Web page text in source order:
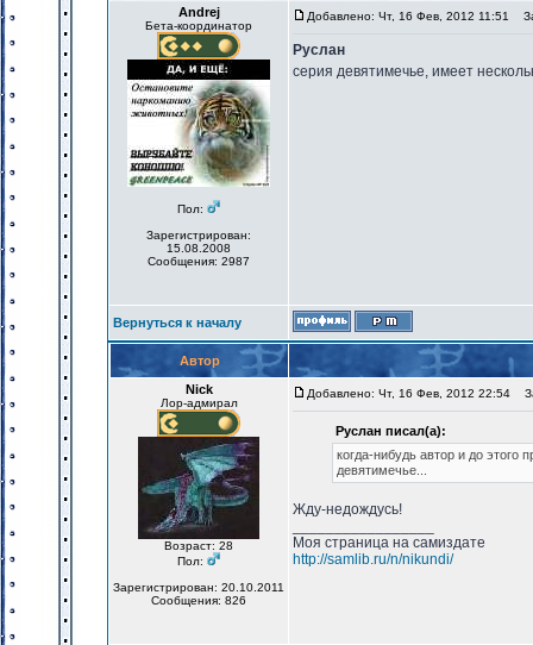
Andrej
Бета-координатор
Пол:
Зарегистрирован:
15.08.2008
Сообщения: 2987
Добавлено: Чт, 16 Фев, 2012 11:51
Руслан
серия девятимечье, имеет
Вернуться к началу
Автор
Nick
Лор-адмирал
Возраст: 28
Пол:
Зарегистрирован: 20.10.2011
Сообщения: 826
Добавлено: Чт, 16 Фев, 2012 22:54
Руслан писал(а):
когда-нибудь автор и до этого
девятимечье...
Жду-недождусь!
Моя страница на самиздате
http://samlib.ru/n/nikundi/